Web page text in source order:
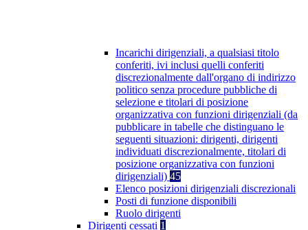
Incarichi dirigenziali, a qualsiasi titolo
conferiti, ivi inclusi quelli conferiti
discrezionalmente dall'organo di indirizzo
politico senza procedure pubbliche di
selezione e titolari di posizione
organizzativa con funzioni dirigenziali (da
pubblicare in tabelle che distinguano le
seguenti situazioni: dirigenti, dirigenti
individuati discrezionalmente, titolari di
posizione organizzativa con funzioni
dirigenziali) 45
Elenco posizioni dirigenziali discrezionali
Posti di funzione disponibili
Ruolo dirigenti
Dirigenti cessati 1